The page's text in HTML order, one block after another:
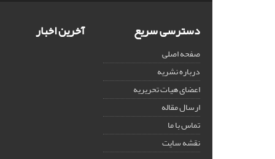
دسترسی سریع
صفحه اصلی
درباره نشریه
اعضای هیات تحریریه
ارسال مقاله
تماس با ما
نقشه سایت
آخرین اخبار